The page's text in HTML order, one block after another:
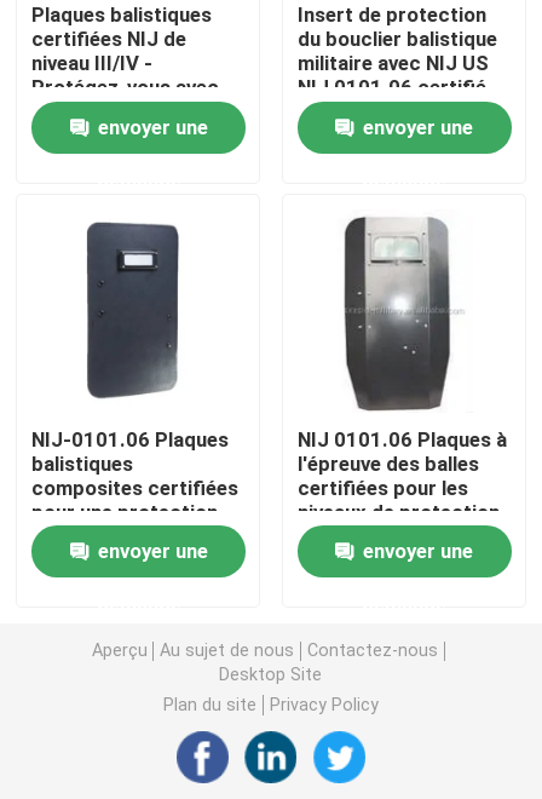
Nouvelles
Demandez un devis
Gilet à l'épreuve des balles tactique militaire
Casque ballistique tactique
Plats ballistiques militaires
Équipement à l'épreuve des balles
Sac à dos tactique militaire
Bottes tactiques de combat
Gilet tactique de combat
Plaques balistiques
certifiées NIJ de
niveau III/IV -
Protégez-vous avec
une armure avancée
envoyer une
Insert de protection
du bouclier balistique
militaire avec NIJ US
NIJ 0101.06 certifié
envoyer une
NIJ-0101.06 Plaques
balistiques
composites certifiées
pour une protection
accrue contre les tirs
de fusilenvoyer une
NIJ 0101.06 Plaques à
l'épreuve des balles
certifiées pour les
niveaux de protection
III/IV
envoyer une
Aperçu Au sujet de nous
Contactez-nous
Desktop Site
Plan du site
Privacy Policy